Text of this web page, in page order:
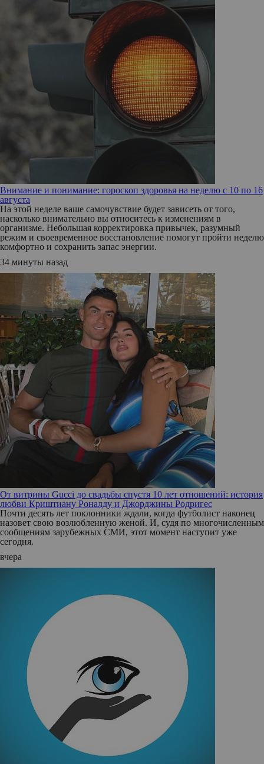
Внимание и понимание: гороскоп здоровья на неделю с 10 по 16
августа
На этой неделе ваше самочувствие будет зависеть от того,
насколько внимательно вы относитесь к изменениям в
организме. Небольшая корректировка привычек, разумный
режим и своевременное восстановление помогут пройти неделю
комфортно и сохранить запас энергии.
34 минуты назад
От витрины Gucci до свадьбы спустя 10 лет отношений: история
любви Криштиану Роналду и Джорджины Родригес
Почти десять лет поклонники ждали, когда футболист наконец
назовет свою возлюбленную женой. И, судя по многочисленным
сообщениям зарубежных СМИ, этот момент наступит уже
сегодня.
вчера